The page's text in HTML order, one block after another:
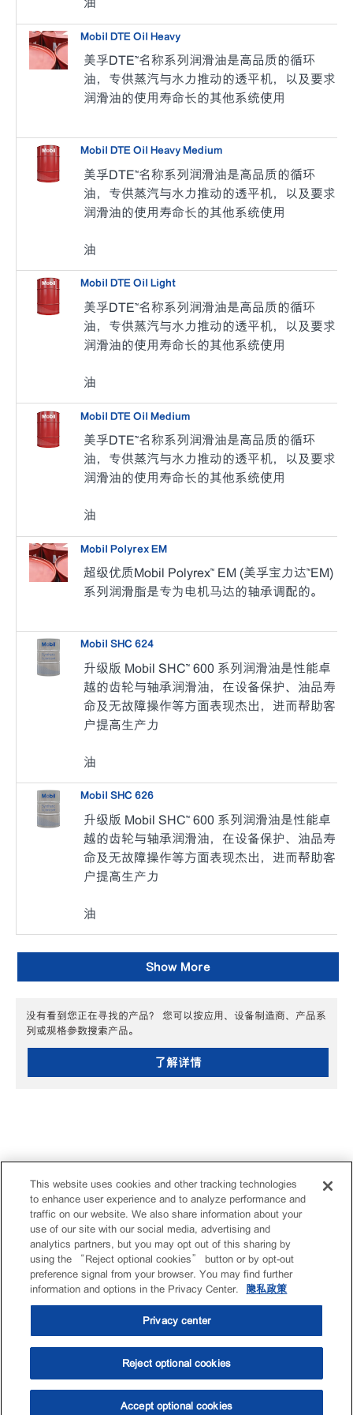
Mobil DTE Oil Heavy
美孚DTE™名称系列润滑油是高品质的循环
油，专供蒸汽与水力推动的透平机，以及要求
润滑油的使用寿命长的其他系统使用
Mobil DTE Oil Heavy Medium
美孚DTE™名称系列润滑油是高品质的循环
油，专供蒸汽与水力推动的透平机，以及要求
润滑油的使用寿命长的其他系统使用
油
Mobil DTE Oil Light
美孚DTE™名称系列润滑油是高品质的循环
油，专供蒸汽与水力推动的透平机，以及要求
润滑油的使用寿命长的其他系统使用
油
Mobil DTE Oil Medium
美孚DTE™名称系列润滑油是高品质的循环
油，专供蒸汽与水力推动的透平机，以及要求
润滑油的使用寿命长的其他系统使用
油
Mobil Polyrex EM
超级优质Mobil Polyrex™ EM (美孚宝力达™EM)
系列润滑脂是专为电机马达的轴承调配的。
Mobil SHC 624
升级版 Mobil SHC™ 600 系列润滑油是性能卓
越的齿轮与轴承润滑油，在设备保护、油品寿
命及无故障操作等方面表现杰出，进而帮助客
户提高生产力
油
Mobil SHC 626
升级版 Mobil SHC™ 600 系列润滑油是性能卓
越的齿轮与轴承润滑油，在设备保护、油品寿
命及无故障操作等方面表现杰出，进而帮助客
户提高生产力
油
Show More
没有看到您正在寻找的产品？ 您可以按应用、设备制造商、产品系
列或规格参数搜索产品。
了解详情
This website uses cookies and other tracking technologies
to enhance user experience and to analyze performance and
traffic on our website. We also share information about your
use of our site with our social media, advertising and
analytics partners, but you may opt out of this sharing by
using the “Reject optional cookies” button or by opt-out
preference signal from your browser. You may find further
information and options in the Privacy Center.
隐私政策
Privacy center
Reject optional cookies
Accept optional cookies